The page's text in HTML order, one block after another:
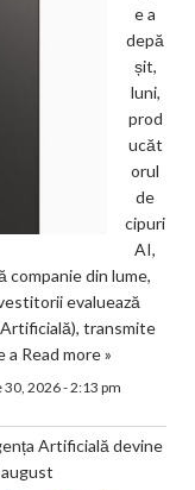
e a
depă
șit,
luni,
prod
ucăt
orul
de
cipuri
AI,
companie din lume,
evaluează
transmite
a Read more »
30, 2026 - 2:13 pm
Artificială devine
august